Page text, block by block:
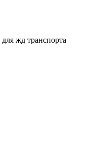
жд транспорта